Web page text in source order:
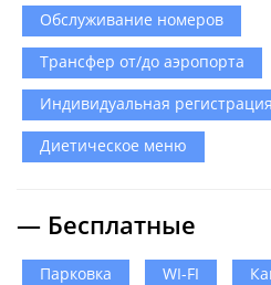
Обслуживание номеров
Трансфер от/до аэропорта
Индивидуальная регистрация
Диетическое меню
— Бесплатные
Парковка WI-FI